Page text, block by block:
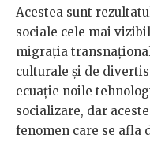
Acestea sunt
sociale cele mai
migrația
culturale și de
ecuație noile
socializare, dar
fenomen care se afla